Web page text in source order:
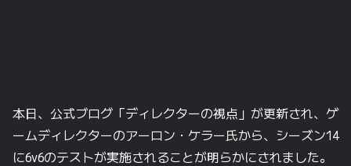
本日、公式ブログ「ディレクターの視点」が更新され、ゲ
ームディレクターのアーロン・ケラー氏から、シーズン14
に6v6のテストが実施されることが明らかにされました。